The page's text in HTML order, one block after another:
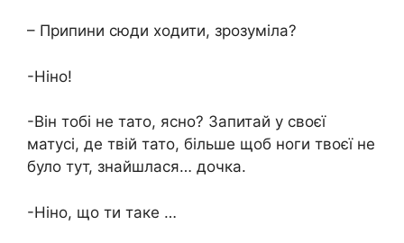
– Припини сюди ходити, зрозуміла?
-Ніно!
-Він тобі не тато, ясно? Запитай у своєї
матусі, де твій тато, більше щоб ноги твоєї не
було тут, знайшлася… дочка.
-Ніно, що ти таке …